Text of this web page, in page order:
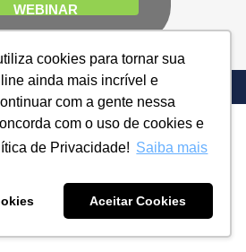
cookies para tornar sua
ainda mais incrível e
com a gente nessa
com o uso de cookies e
de Privacidade! Saiba mais
Aceitar Cookies
WEBINAR